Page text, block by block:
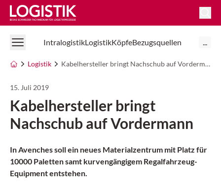
Logistik Online
IntralogistikLogistikKöpfeBezugsquellen ...
Logistik Kabelhersteller bringt Nachschub auf Vordermann
15. Juli 2019
Kabelhersteller bringt
Nachschub auf Vordermann
In Avenches soll ein neues Materialzentrum mit Platz für
10000 Paletten samt kurvengängigem Regalfahrzeug-
Equipment entstehen.